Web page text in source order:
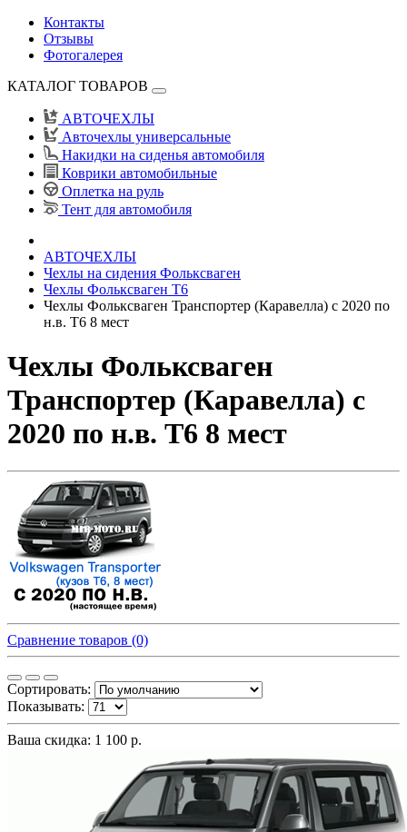
Контакты
Отзывы
Фотогалерея
КАТАЛОГ ТОВАРОВ
АВТОЧЕХЛЫ
Авточехлы универсальные
Накидки на сиденья автомобиля
Коврики автомобильные
Оплетка на руль
Тент для автомобиля
АВТОЧЕХЛЫ
Чехлы на сидения Фольксваген
Чехлы Фольксваген Т6
Чехлы Фольксваген Транспортер (Каравелла) с 2020 по
н.в. Т6 8 мест
Чехлы Фольксваген
Транспортер (Каравелла) с
2020 по н.в. Т6 8 мест
Сравнение товаров (0)
Сортировать:
Показывать:
Ваша скидка: 1 100 р.